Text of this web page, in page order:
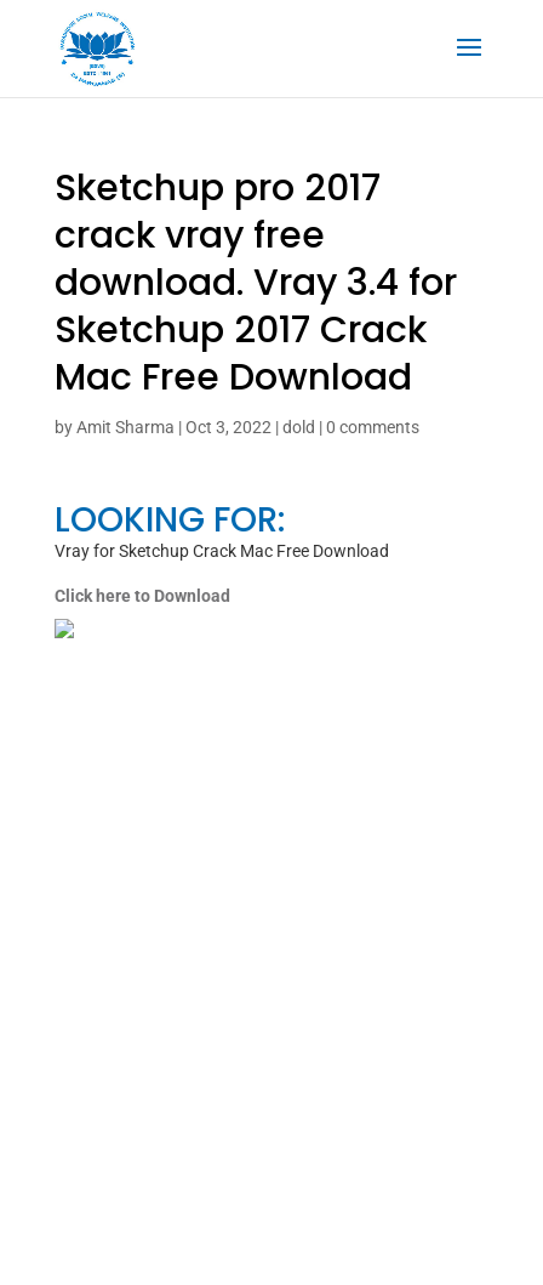
Sketchup pro 2017
crack vray free
download. Vray 3.4 for
Sketchup 2017 Crack
Mac Free Download
byAmit Sharma |Oct 3, 2022 |dold |0 comments
LOOKING FOR:
Vray for Sketchup Crack Mac Free Download
Click here to Download